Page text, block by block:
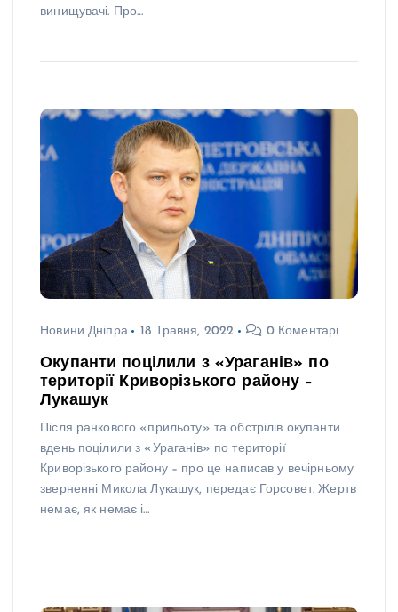
винищувачі. Про…
Новини Дніпра 18 Травня, 2022 0 Коментарі
Окупанти поцілили з «Ураганів» по
території Криворізького району –
Лукашук
Після ранкового «прильоту» та обстрілів окупанти
вдень поцілили з «Ураганів» по території
Криворізького району – про це написав у вечірньому
зверненні Микола Лукашук, передає Горсовет. Жертв
немає, як немає і…